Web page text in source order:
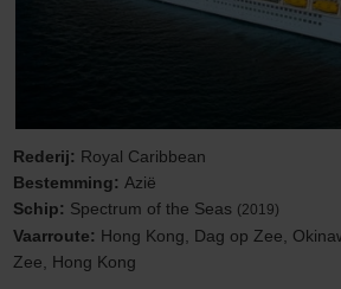
Rederij: Royal Caribbean
Bestemming:Azië
Schip: Spectrum of the Seas (2019)
Vaarroute: Hong Kong, Dag op Zee,
Zee, Hong Kong